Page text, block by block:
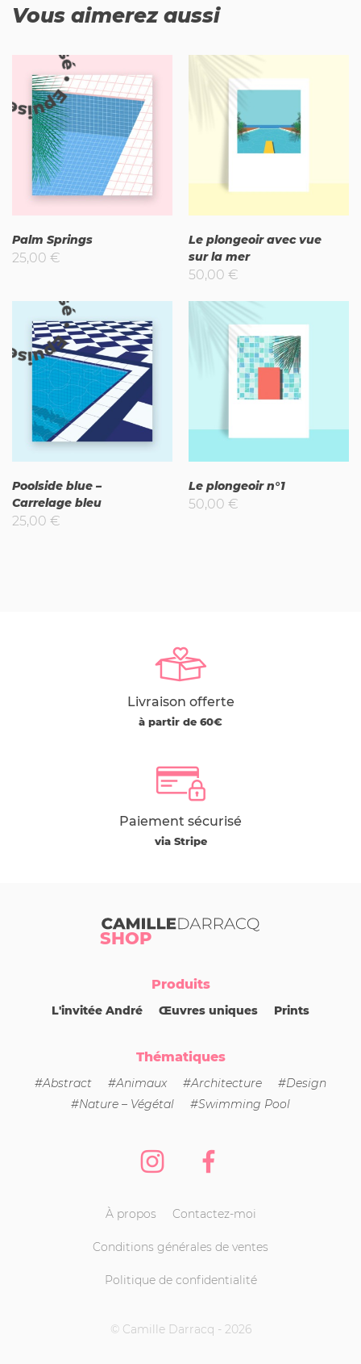
Vous aimerez aussi
Palm Springs
25,00 €
Le plongeoir avec vue
sur la mer
50,00 €
Poolside blue –
Carrelage bleu
25,00 €
Le plongeoir n°1
50,00 €
Livraison offerte
à partir de 60€
Paiement sécurisé
via Stripe
Camille Darracq
SHOP
Produits
L'invitée André Œuvres uniques Prints
Thématiques
#Abstract #Animaux #Architecture
#Design
#Nature – Végétal
#Swimming Pool
InstagramFacebook
À propos Contactez-moi
Conditions générales de ventes
Politique de confidentialité
© Camille Darracq - 2026